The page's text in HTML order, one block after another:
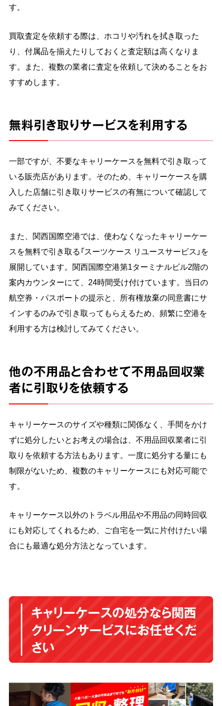
す。
買取査定を依頼する際は、ホコリや汚れを拭き取った
り、付属品を揃えたりしておくと査定額は高くなりま
す。また、複数の業者に査定を依頼して決めることをお
すすめします。
無料引き取りサービスを利用する
一部ですが、不要なキャリーケースを無料で引き取って
いる販売店があります。そのため、キャリーケースを購
入した店舗に引き取りサービスの有無について確認して
みてください。
また、関西国際空港では、使わなくなったキャリーケー
スを無料で引き取る「スーツケース リユースサービス」を
展開しています。関西国際空港第1ターミナルビル2階の
案内カウンターにて、24時間受け付けています。当日の
航空券・パスポートの提示と、所有権放棄の同意書にサ
インするのみで引き取ってもらえるため、頻繁に空港を
利用する方は検討してみてください。
他の不用品と合わせて不用品回収業
者に引取りを依頼する
キャリーケースのサイズや種類に関係なく、手間をかけ
ずに処分したいとお考えの場合は、不用品回収業者に引
取りを依頼する方法もあります。一度に処分する量にも
制限がないため、複数のキャリーケースにも対応可能で
す。
キャリーケース以外のトラベル用品や不用品の同時回収
にも対応してくれるため、ご自宅を一気に片付けたい場
合にも最適な処分方法となっています。
キャリーケースの処分なら関西
クリーンサービスにお任せくだ
さい